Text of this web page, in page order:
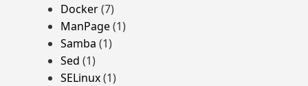
Docker(7)
ManPage(1)
Samba (1)
Sed (1)
SELinux(1)